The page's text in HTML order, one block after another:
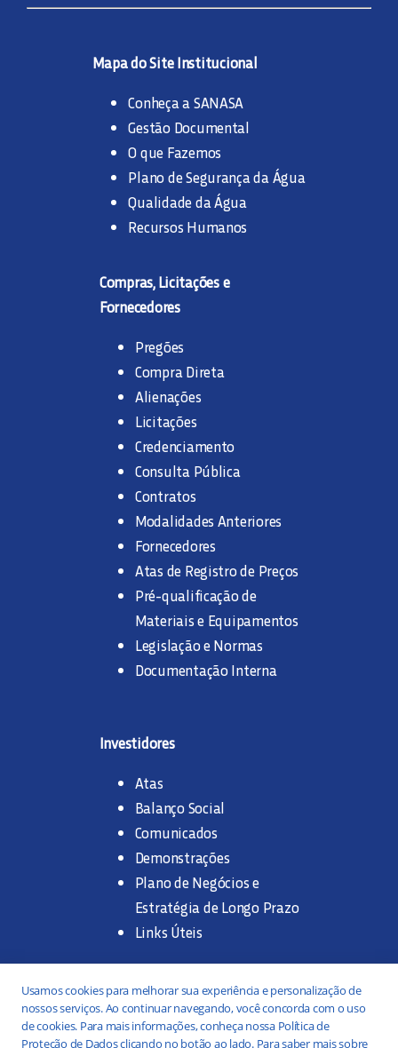
Mapa do Site Institucional
Conheça a SANASA
Gestão Documental
O que Fazemos
Plano de Segurança da Água
Qualidade da Água
Recursos Humanos
Compras, Licitações e
Fornecedores
Pregões
Compra Direta
Alienações
Licitações
Credenciamento
Consulta Pública
Contratos
Modalidades Anteriores
Fornecedores
Atas de Registro de Preços
Pré-qualificação de
Materiais e Equipamentos
Legislação e Normas
Documentação Interna
Investidores
Atas
Balanço Social
Comunicados
Demonstrações
Plano de Negócios e
Estratégia de Longo Prazo
Links Úteis
Trabalhe na SANASA
Concurso Público
Usamos cookies para melhorar sua experiência e personalização de
nossos serviços. Ao continuar navegando, você concorda com o uso
de cookies. Para mais informações, conheça nossa Política de
Proteção de Dados clicando no botão ao lado. Para saber mais sobre